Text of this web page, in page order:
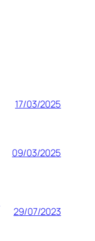
17/03/2025
09/03/2025
29/07/2023